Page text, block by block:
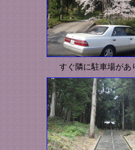
すぐ隣に駐車場があ